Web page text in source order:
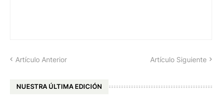
Artículo Anterior Artículo Siguiente
NUESTRA ÚLTIMA EDICIÓN